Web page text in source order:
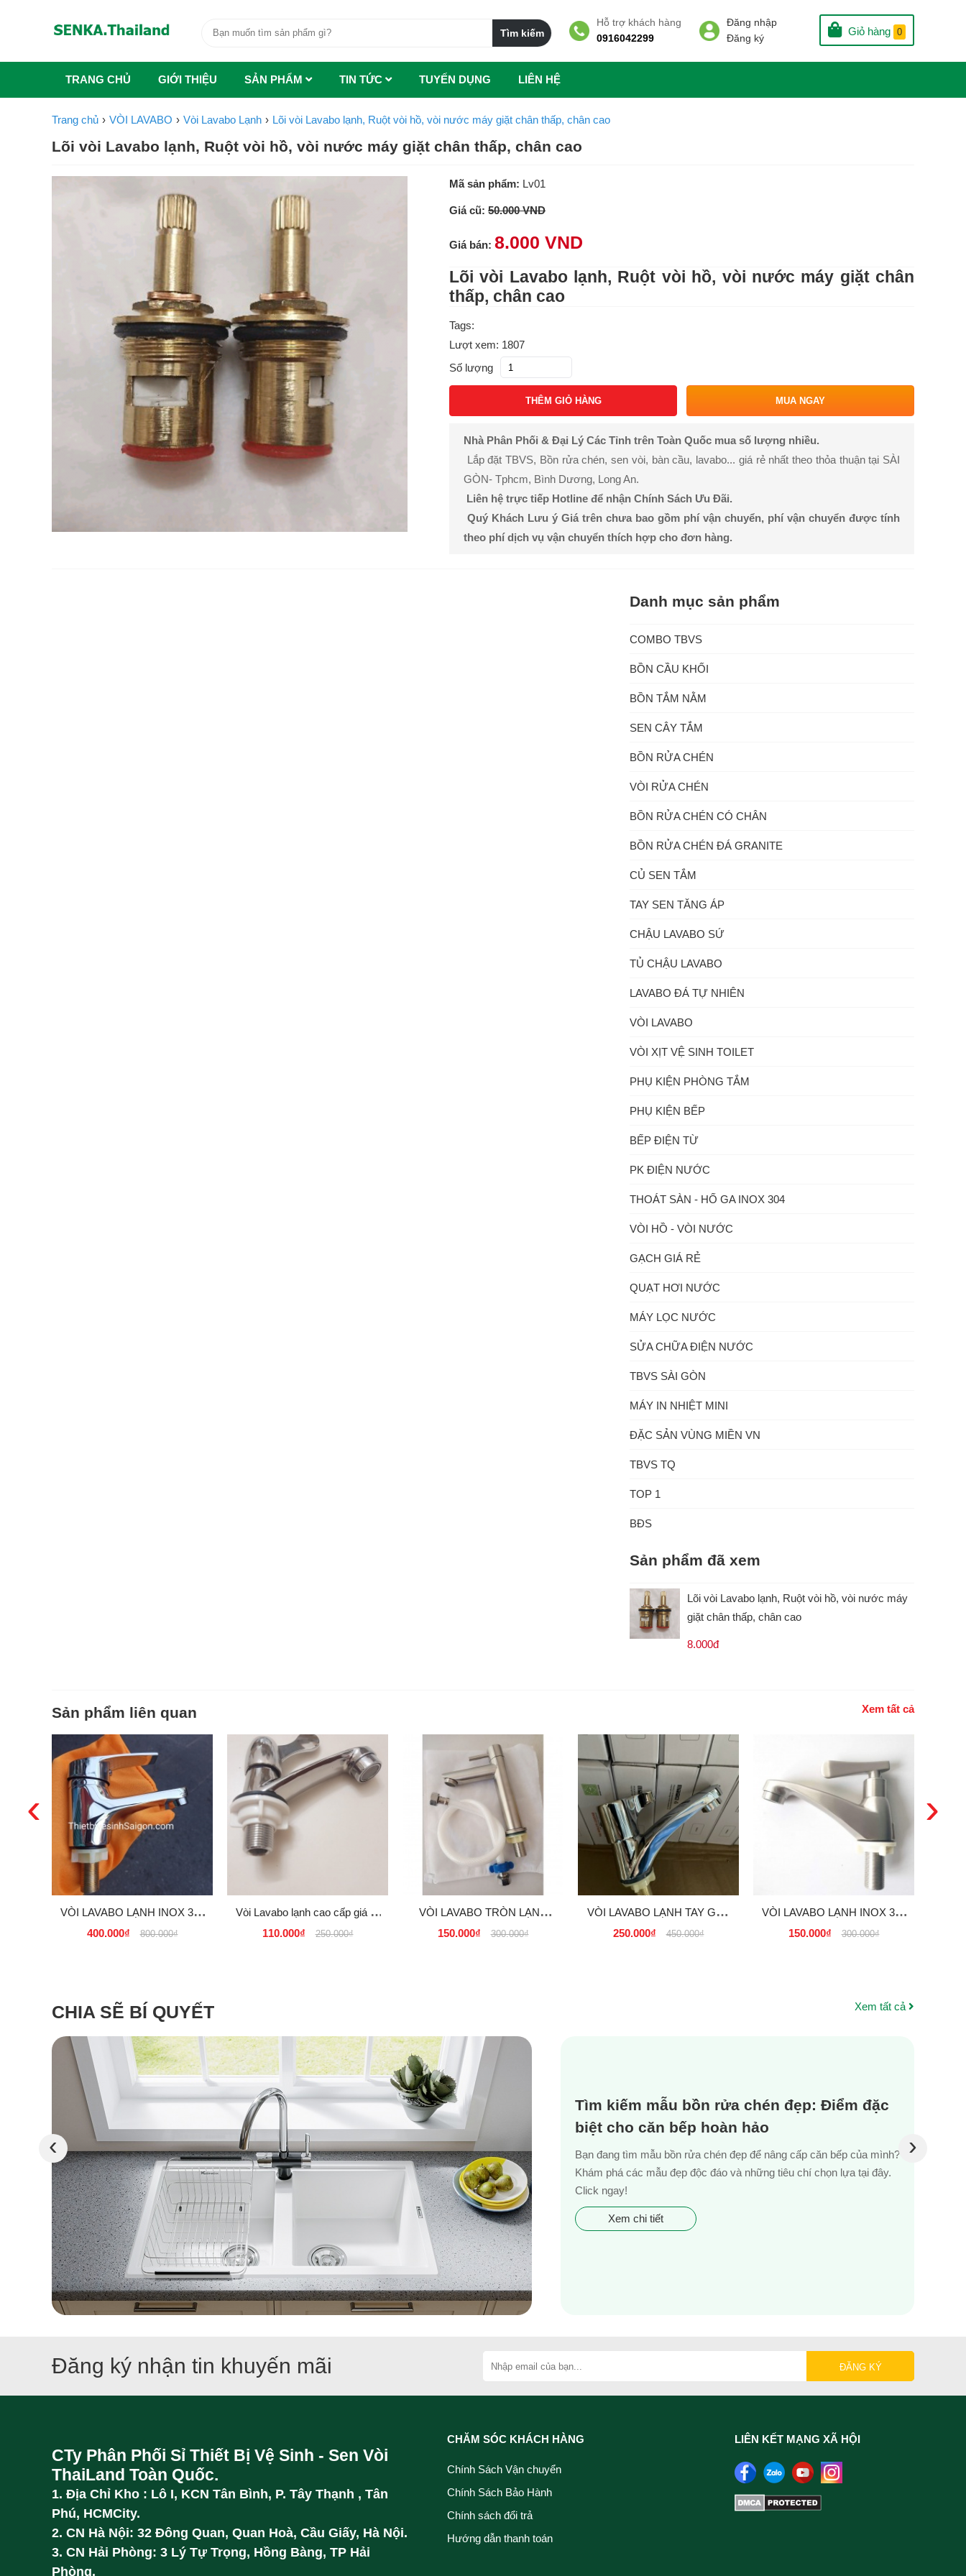
Giỏ hàng 0
Đăng nhập
Đăng ký
Hỗ trợ khách hàng
0916042299
TRANG CHỦ GIỚI THIỆU SẢN PHẨM TIN TỨC TUYẾN DỤNG LIÊN HỆ
Trang chủ VÒI LAVABO Vòi Lavabo Lạnh Lõi vòi Lavabo lạnh, Ruột vòi hồ, vòi nước máy giặt chân thấp, chân cao
Lõi vòi Lavabo lạnh, Ruột vòi hồ, vòi nước máy giặt chân thấp, chân cao
Mã sản phẩm: Lv01
Giá cũ: 50.000 VND
Giá bán: 8.000 VND
Lõi vòi Lavabo lạnh, Ruột vòi hồ, vòi nước máy giặt chân
thấp, chân cao
Tags:
Lượt xem: 1807
Số lượng
THÊM GIỎ HÀNG MUA NGAY
Nhà Phân Phối & Đại Lý Các Tỉnh trên Toàn Quốc mua số lượng nhiều.
Lắp đặt TBVS, Bồn rửa chén, sen vòi, bàn cầu, lavabo... giá rẻ nhất theo thỏa thuận tại SÀI
GÒN- Tphcm, Bình Dương, Long An.
Liên hệ trực tiếp Hotline để nhận Chính Sách Ưu Đãi.
Quý Khách Lưu ý Giá trên chưa bao gồm phí vận chuyển, phí vận chuyển được tính
theo phí dịch vụ vận chuyển thích hợp cho đơn hàng.
Danh mục sản phẩm
COMBO TBVS
BỒN CẦU KHỐI
BỒN TẮM NẰM
SEN CÂY TẮM
BỒN RỬA CHÉN
VÒI RỬA CHÉN
BỒN RỬA CHÉN CÓ CHÂN
BỒN RỬA CHÉN ĐÁ GRANITE
CỦ SEN TẮM
TAY SEN TĂNG ÁP
CHẬU LAVABO SỨ
TỦ CHẬU LAVABO
LAVABO ĐÁ TỰ NHIÊN
VÒI LAVABO
VÒI XỊT VỆ SINH TOILET
PHỤ KIỆN PHÒNG TẮM
PHỤ KIỆN BẾP
BẾP ĐIỆN TỪ
PK ĐIỆN NƯỚC
THOÁT SÀN - HỐ GA INOX 304
VÒI HỒ - VÒI NƯỚC
GẠCH GIÁ RẺ
QUẠT HƠI NƯỚC
MÁY LỌC NƯỚC
SỬA CHỮA ĐIỆN NƯỚC
TBVS SÀI GÒN
MÁY IN NHIỆT MINI
ĐẶC SẢN VÙNG MIỀN VN
TBVS TQ
TOP 1
BĐS
Sản phẩm đã xem
Lõi vòi Lavabo lạnh, Ruột vòi hồ, vòi nước máy
giặt chân thấp, chân cao
8.000đ
Sản phẩm liên quan Xem tất cả
VÒI LAVABO LẠNH INOX 304
CAO CẤP GIÁ SỈ, RẺ TẠI
400.000₫ 800.000₫
Vòi Lavabo lạnh cao cấp giá rẻ
khuyến mãi tại Tphcm - Hà Nội
110.000₫ 250.000₫
VÒI LAVABO TRÒN LẠNH
INOX 304 2 TẤC ( 20CM ) GIÁ
150.000₫ 300.000₫
VÒI LAVABO LẠNH TAY GẠT
MẪU INAX GIÁ, SỈ RẺ TẠI
250.000₫ 450.000₫
VÒI LAVABO LẠNH INOX 304
CAO CẤP GIÁ RẺ, GIÁ SỈ TẠI
150.000₫ 300.000₫
‹ ›
CHIA SẼ BÍ QUYẾT Xem tất cả
Tìm kiếm mẫu bồn rửa chén đẹp: Điểm đặc
biệt cho căn bếp hoàn hảo
Bạn đang tìm mẫu bồn rửa chén đẹp để nâng cấp căn bếp của mình?
Khám phá các mẫu đẹp độc đáo và những tiêu chí chọn lựa tại đây.
Click ngay!
Xem chi tiết
‹ ›
Đăng ký nhận tin khuyến mãi
CTy Phân Phối Sỉ Thiết Bị Vệ Sinh - Sen Vòi
ThaiLand Toàn Quốc.
1. Địa Chỉ Kho : Lô I, KCN Tân Bình, P. Tây Thạnh , Tân
Phú, HCMCity.
2. CN Hà Nội: 32 Đông Quan, Quan Hoà, Cầu Giấy, Hà Nội.
3. CN Hải Phòng: 3 Lý Tự Trọng, Hồng Bàng, TP Hải
Phòng.
CHĂM SÓC KHÁCH HÀNG
Chính Sách Vận chuyển
Chính Sách Bảo Hành
Chính sách đổi trả
Hướng dẫn thanh toán
LIÊN KẾT MẠNG XÃ HỘI